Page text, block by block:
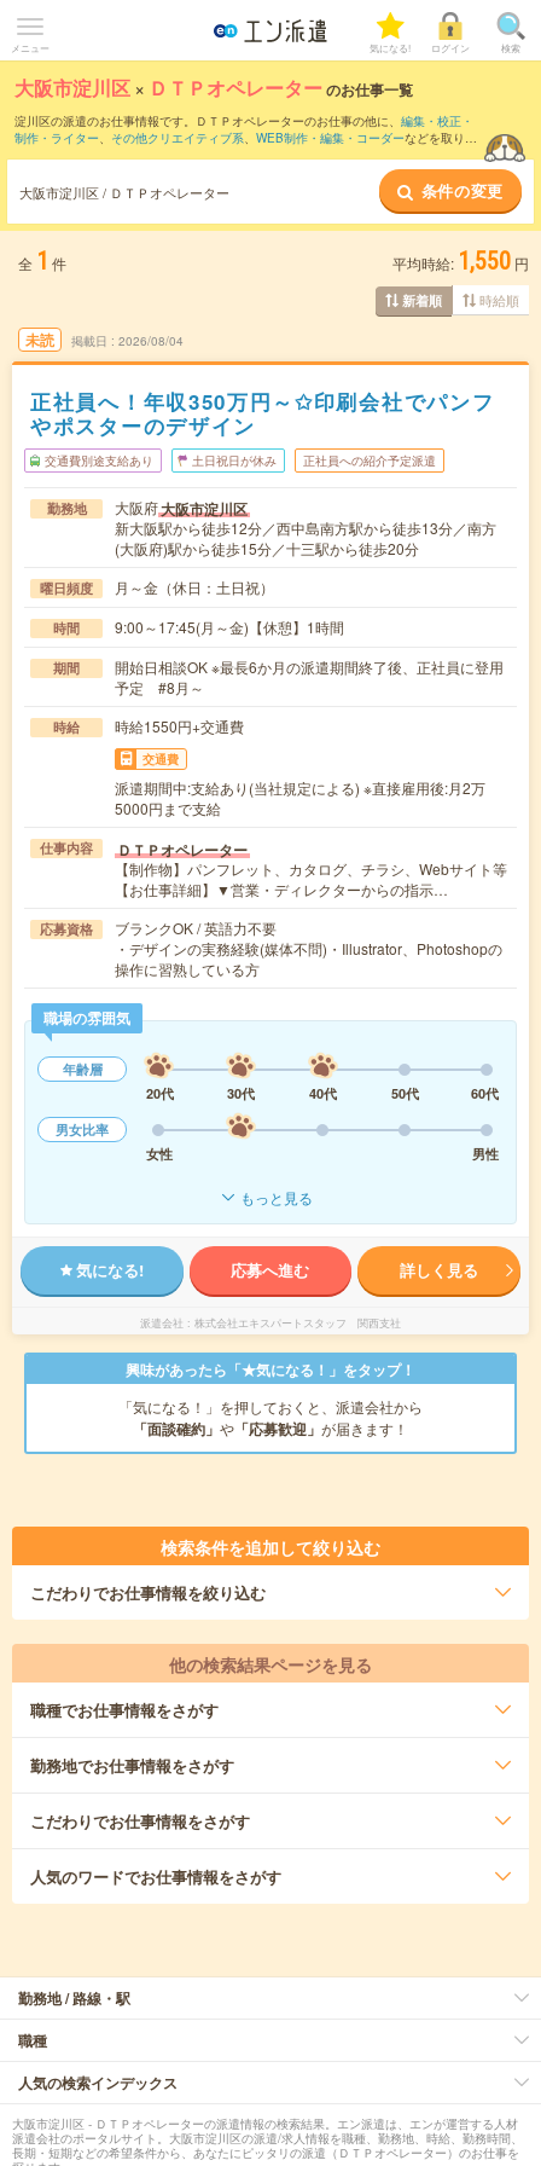
メニュー 気になる! ログイン 検索
大阪市淀川区 × ＤＴＰオペレーターのお仕事一覧
淀川区の派遣のお仕事情報です。ＤＴＰオペレーターのお仕事の他に、 編集・校正・
制作・ライター、 その他クリエイティブ系、 WEB制作・編集・コーダーなどを取り揃
ＤＴＰオペレーターのお仕事とは？とは？
大阪市淀川区 / ＤＴＰオペレーター 条件の変更
全 1 件 平均時給: 1,550 円
新着順 時給順
未読 掲載日 2026/08/04
正社員へ！年収350万円～✩印刷会社でパンフ
やポスターのデザイン
交通費別途支給あり 土日祝日が休み 正社員への紹介予定派遣
勤務地 大阪府大阪市淀川区
新大阪駅から徒歩12分／西中島南方駅から徒歩13分／南方
(大阪府)駅から徒歩15分／十三駅から徒歩20分
曜日頻度 月～金（休日：土日祝）
時間 9:00～17:45(月～金)【休憩】1時間
期間
開始日相談OK ※最長6か月の派遣期間終了後、正社員に登用
予定 #8月～
時給 時給1550円+交通費
交通費
派遣期間中:支給あり(当社規定による) ※直接雇用後:月2万
5000円まで支給
仕事内容 ＤＴＰオペレーター
【制作物】パンフレット、カタログ、チラシ、Webサイト等
【お仕事詳細】▼営業・ディレクターからの指示…
応募資格
ブランクOK / 英語力不要
・デザインの実務経験(媒体不問)・Illustrator、Photoshopの
操作に習熟している方
職場の雰囲気
年齢層
20代
30代 40代 50代
60代
男女比率
女性
男性
もっと見る
気になる! 応募へ進む 詳しく見る
派遣会社 株式会社エキスパートスタッフ 関西支社
興味があったら「★気になる！」をタップ！
「気になる！」を押しておくと、派遣会社から
「面談確約」 や 「応募歓迎」 が届きます！
検索条件を追加して絞り込む
こだわりでお仕事情報を絞り込む
他の検索結果ページを見る
職種でお仕事情報をさがす
勤務地でお仕事情報をさがす
こだわりでお仕事情報をさがす
人気のワードでお仕事情報をさがす
勤務地 / 路線・駅
職種
人気の検索インデックス
大阪市淀川区 - ＤＴＰオペレーターの派遣情報の検索結果。エン派遣は、エンが運営する人材
派遣会社のポータルサイト。大阪市淀川区の派遣/求人情報を職種、勤務地、時給、勤務時間、
長期・短期などの希望条件から、あなたにピッタリの派遣（ＤＴＰオペレーター）のお仕事を